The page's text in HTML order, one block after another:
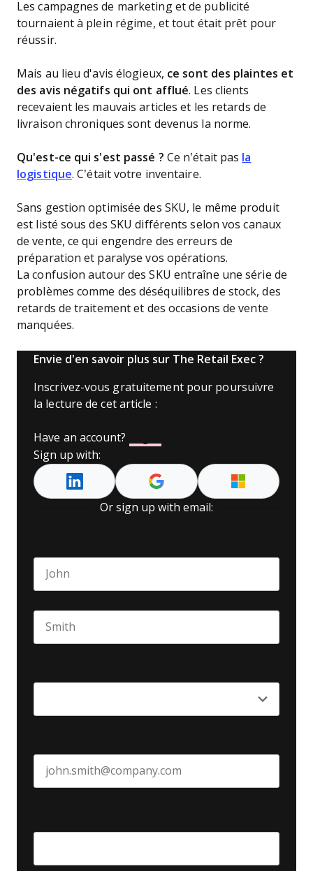
Les campagnes de marketing et de publicité
tournaient à plein régime, et tout était prêt pour
réussir.
Mais au lieu d'avis élogieux, ce sont des plaintes et
des avis négatifs qui ont afflué. Les clients
recevaient les mauvais articles et les retards de
livraison chroniques sont devenus la norme.
Qu'est-ce qui s'est passé ? Ce n’était pas la
logistique. C’était votre inventaire.
Sans gestion optimisée des SKU, le même produit
est listé sous des SKU différents selon vos canaux
de vente, ce qui engendre des erreurs de
préparation et paralyse vos opérations.
La confusion autour des SKU entraîne une série de
problèmes comme des déséquilibres de stock, des
retards de traitement et des occasions de vente
manquées.
Envie d'en savoir plus sur The Retail Exec ?
Inscrivez-vous gratuitement pour poursuivre
la lecture de cet article :
Have an account?
Sign up with:
Or sign up with email: